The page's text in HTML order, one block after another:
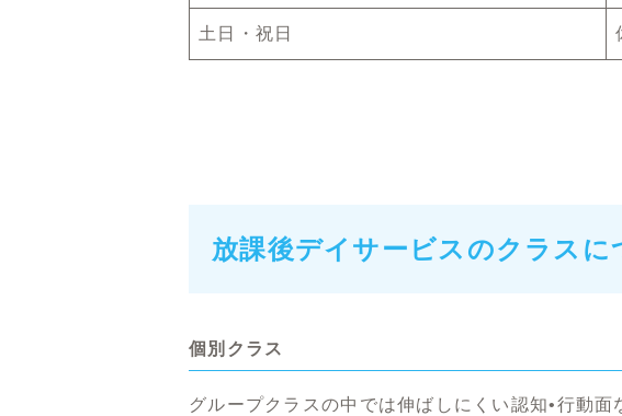
土日・祝日
放課後デイサービスのクラスに
個別クラス
グループクラスの中では伸ばしにくい認知•行動